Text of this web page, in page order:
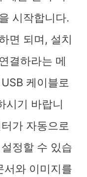
시작합니다.
면 되며, 설치
결하라는 메
케이블로
시기 바랍니
가 자동으로
정할 수 있습
서와 이미지를